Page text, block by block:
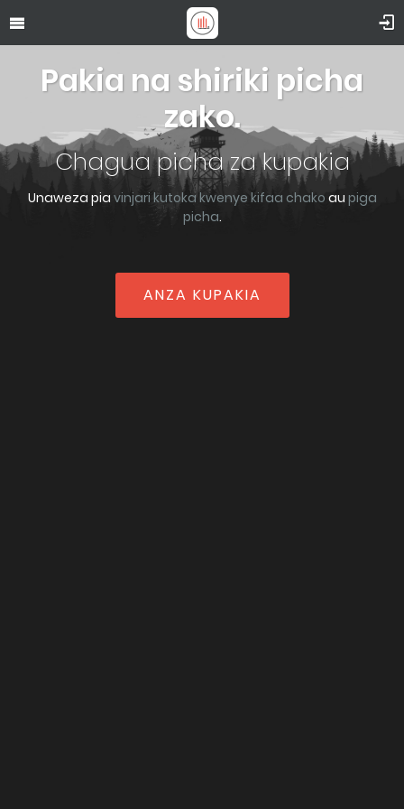
Pakia na shiriki picha
zako.
Chagua picha za kupakia
Unaweza pia vinjari kutoka kwenye kifaa chako au piga
picha.
ANZA KUPAKIA